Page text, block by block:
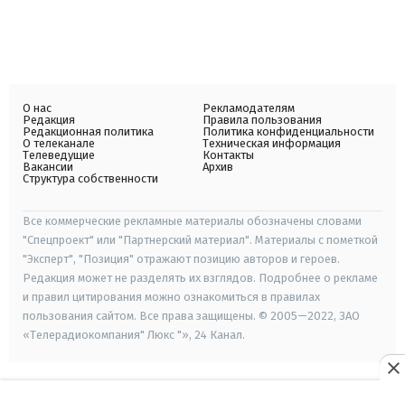
О нас
Редакция
Редакционная политика
О телеканале
Телеведущие
Вакансии
Структура собственности
Рекламодателям
Правила пользования
Политика конфиденциальности
Техническая информация
Контакты
Архив
Все коммерческие рекламные материалы обозначены словами
"Спецпроект" или "Партнерский материал". Материалы с пометкой
"Эксперт", "Позиция" отражают позицию авторов и героев.
Редакция может не разделять их взглядов. Подробнее о рекламе
и правил цитирования можно ознакомиться в правилах
пользования сайтом. Все права защищены. © 2005—2022, ЗАО
«Телерадиокомпания" Люкс "», 24 Канал.